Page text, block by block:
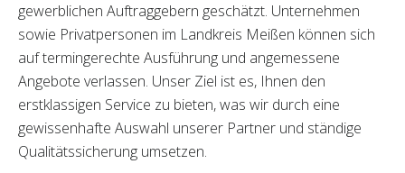
gewerblichen Auftraggebern geschätzt. Unternehmen
sowie Privatpersonen im Landkreis Meißen können sich
auf termingerechte Ausführung und angemessene
Angebote verlassen. Unser Ziel ist es, Ihnen den
erstklassigen Service zu bieten, was wir durch eine
gewissenhafte Auswahl unserer Partner und ständige
Qualitätssicherung umsetzen.